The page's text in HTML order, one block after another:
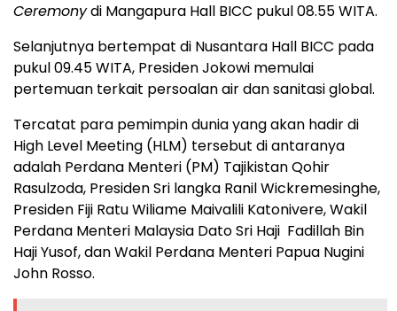
Ceremonydi Mangapura Hall BICC pukul 08.55 WITA.
Selanjutnya bertempat di Nusantara Hall BICC pada
pukul 09.45 WITA, Presiden Jokowi memulai
pertemuan terkait persoalan air dan sanitasi global.
Tercatat para pemimpin dunia yang akan hadir di
High Level Meeting (HLM) tersebut di antaranya
adalah Perdana Menteri (PM) Tajikistan Qohir
Rasulzoda, Presiden Sri langka Ranil Wickremesinghe,
Presiden Fiji Ratu Wiliame Maivalili Katonivere, Wakil
Perdana Menteri Malaysia Dato Sri Haji Fadillah Bin
Haji Yusof, dan Wakil Perdana Menteri Papua Nugini
John Rosso.